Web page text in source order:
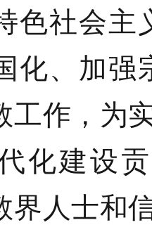
色社会
化、加强
作，为
化建设
人士和